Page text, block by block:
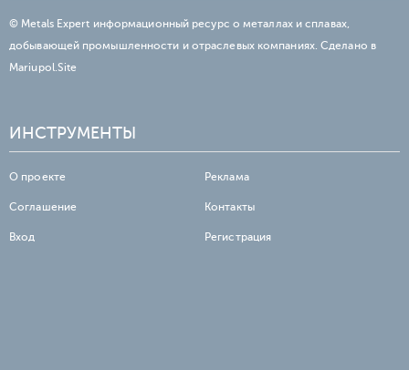
© Metals Expert информационный ресурс о металлах и сплавах,
добывающей промышленности и отраслевых компаниях. Сделано в
Mariupol.Site
ИНСТРУМЕНТЫ
О проекте Реклама
Соглашение Контакты
Вход Регистрация